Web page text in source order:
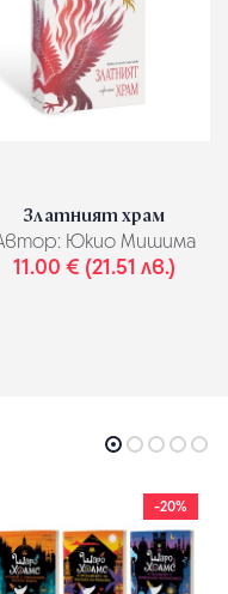
Златният храм
Юкио Мишима
11.00 € (21.51 лв.)
-20%